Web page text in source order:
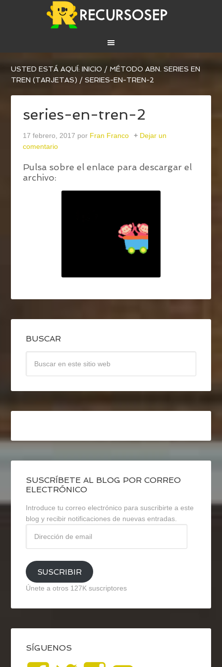
USTED ESTÁ AQUÍ:INICIO / MÉTODO ABN. SERIES EN
TREN (TARJETAS) / SERIES-EN-TREN-2
series-en-tren-2
17 febrero, 2017 por Fran Franco
Dejar un
comentario
Pulsa sobre el enlace para descargar el
archivo:
BUSCAR
SUSCRÍBETE AL BLOG POR CORREO
ELECTRÓNICO
Introduce tu correo electrónico para suscribirte a este
blog y recibir notificaciones de nuevas entradas.
email
SUSCRIBIR
Únete a otros 127K suscriptores
SÍGUENOS